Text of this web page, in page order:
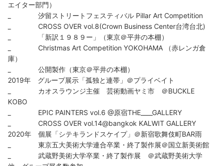
エイター部門）
_ 汐留ストリートフェスティバル Pillar Art Competition
_ CROSS OVER vol.8(Crown Business Center台湾台北)
_ 「新訳１９８９ー」（東京＠平井の本棚）
_ Christmas Art Competition YOKOHAMA （赤レンガ倉
庫）
_ 公開製作（東京＠平井の本棚）
2019年 グループ展示「孤独と連帯」＠プライベイト
_ カオスラウンジ主催 芸術動画ヤミ市 ＠BUCKLE
KOBO
_ EPIC PAINTERS vol.6 @原宿THE____GALLERY
_ CROSS OVER vol.14@bangkok KALWIT GALLERY
2020年 個展「シテキランドスケイプ」＠新宿歌舞伎町BAR雨
_ 東京五大美術大学連合卒業・終了製作展＠国立新美術館
_ 武蔵野美術大学卒業・終了製作展 ＠武蔵野美術大学